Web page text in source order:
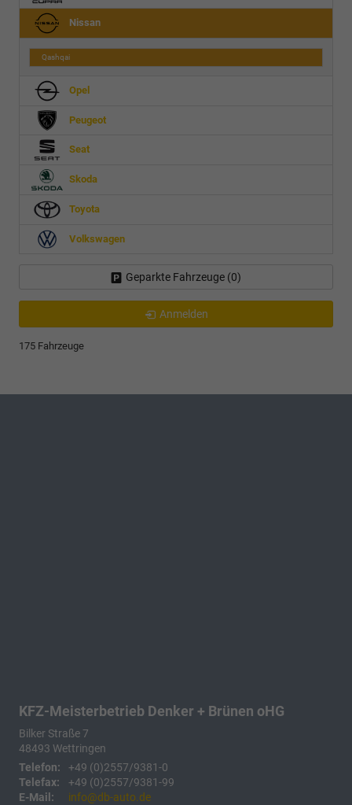
Nissan
Qashqai
Opel
Peugeot
Seat
Skoda
Toyota
Volkswagen
Geparkte Fahrzeuge (0)
Anmelden
175 Fahrzeuge
KFZ-Meisterbetrieb Denker + Brünen oHG
Bilker Straße 7
48493 Wettringen
Telefon:
+49 (0)2557/9381-0
Telefax:
+49 (0)2557/9381-99
E-Mail:
info@db-auto.de